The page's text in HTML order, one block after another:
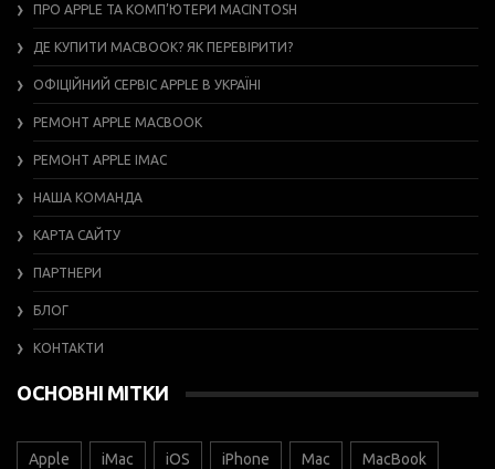
ПРО APPLE ТА КОМП’ЮТЕРИ MACINTOSH
ДЕ КУПИТИ MACBOOK? ЯК ПЕРЕВІРИТИ?
ОФІЦІЙНИЙ СЕРВІС APPLE В УКРАЇНІ
РЕМОНТ APPLE MACBOOK
РЕМОНТ APPLE IMAC
НАША КОМАНДА
КАРТА САЙТУ
ПАРТНЕРИ
БЛОГ
КОНТАКТИ
ОСНОВНІ МІТКИ
Apple iMac iOS iPhone Mac MacBook